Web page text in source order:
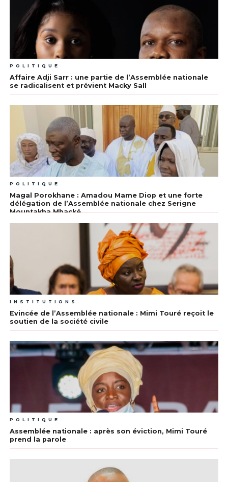
POLITIQUE
Affaire Adji Sarr : une partie de l’Assemblée nationale
se radicalisent et prévient Macky Sall
POLITIQUE
Magal Porokhane : Amadou Mame Diop et une forte
délégation de l’Assemblée nationale chez Serigne
Mountakha Mbacké
INSTITUTIONS
Evincée de l’Assemblée nationale : Mimi Touré reçoit le
soutien de la société civile
POLITIQUE
Assemblée nationale : après son éviction, Mimi Touré
prend la parole